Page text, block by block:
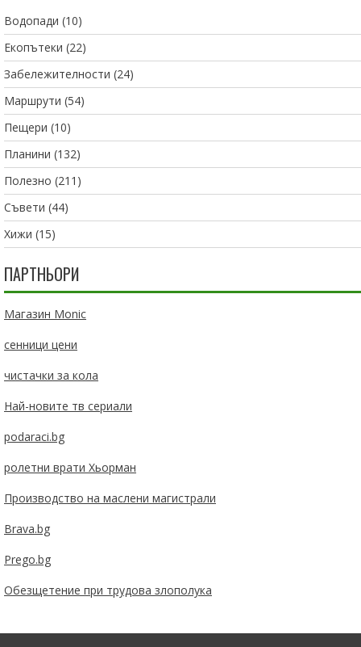
Водопади (10)
Екопътеки (22)
Забележителности (24)
Маршрути (54)
Пещери (10)
Планини (132)
Полезно (211)
Съвети (44)
Хижи (15)
ПАРТНЬОРИ
Магазин Monic
сенници цени
чистачки за кола
Най-новите тв сериали
podaraci.bg
ролетни врати Хьорман
Производство на маслени магистрали
Brava.bg
Prego.bg
Обезщетение при трудова злополука